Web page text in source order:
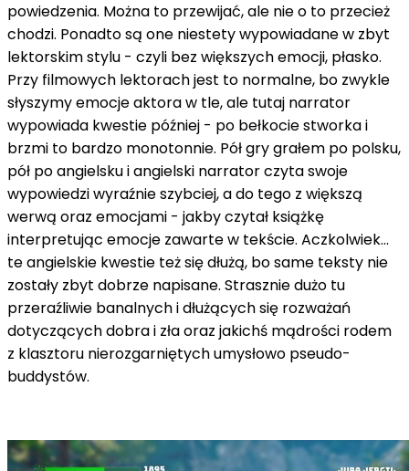
powiedzenia. Można to przewijać, ale nie o to przecież
chodzi. Ponadto są one niestety wypowiadane w zbyt
lektorskim stylu - czyli bez większych emocji, płasko.
Przy filmowych lektorach jest to normalne, bo zwykle
słyszymy emocje aktora w tle, ale tutaj narrator
wypowiada kwestie później - po bełkocie stworka i
brzmi to bardzo monotonnie. Pół gry grałem po polsku,
pół po angielsku i angielski narrator czyta swoje
wypowiedzi wyraźnie szybciej, a do tego z większą
werwą oraz emocjami - jakby czytał książkę
interpretując emocje zawarte w tekście. Aczkolwiek…
te angielskie kwestie też się dłużą, bo same teksty nie
zostały zbyt dobrze napisane. Strasznie dużo tu
przeraźliwie banalnych i dłużących się rozważań
dotyczących dobra i zła oraz jakichś mądrości rodem
z klasztoru nierozgarniętych umysłowo pseudo-
buddystów.